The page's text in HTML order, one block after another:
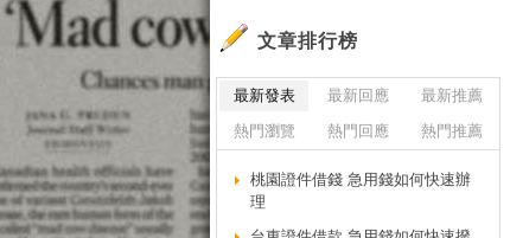
文章排行榜
最新發表 最新回應
最新推薦
熱門瀏覽
熱門回應 熱門推薦
桃園證件借錢 急用錢如何快速辦
理